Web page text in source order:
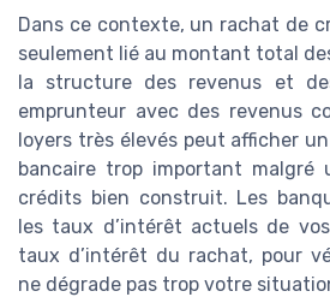
Dans ce contexte, un rachat de
seulement lié au montant total
la structure des revenus et
emprunteur avec des revenus
loyers très élevés peut afficher
bancaire trop important malgré
crédits bien construit. Les
les taux d’intérêt actuels de
taux d’intérêt du rachat, pour
ne dégrade pas trop votre